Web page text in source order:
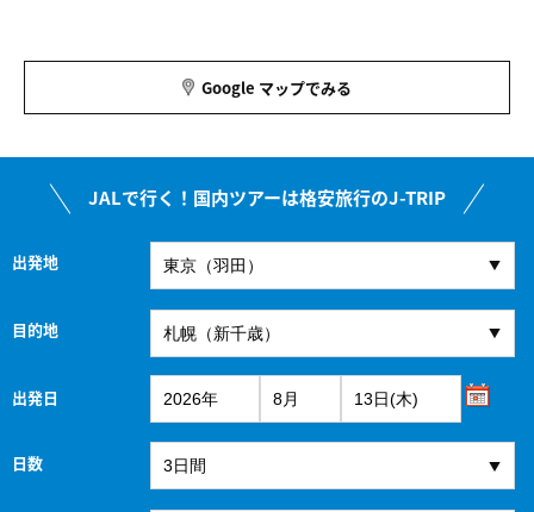
Google マップでみる
JALで行く！国内ツアーは格安旅行のJ-TRIP
出発地
目的地
出発日
日数